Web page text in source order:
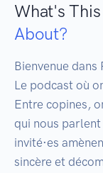
What's
About?
Bienvenue dans
Le podcast où
Entre copines,
qui nous parlent
invité·es
sincère et